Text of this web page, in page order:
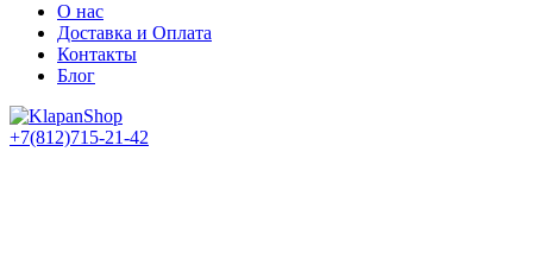
О нас
Доставка и Оплата
Контакты
Блог
+7(812)715-21-42